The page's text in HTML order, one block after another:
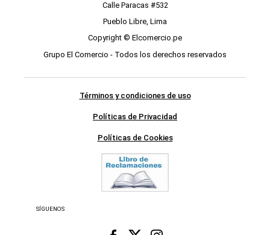
Calle Paracas #532
Pueblo Libre, Lima
Copyright © Elcomercio.pe
Grupo El Comercio - Todos los derechos reservados
Términos y condiciones de uso
Políticas de Privacidad
Políticas de Cookies
SÍGUENOS